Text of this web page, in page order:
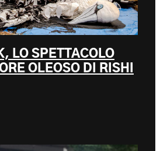
LO SPETTACOLO
OLEOSO DI RISHI